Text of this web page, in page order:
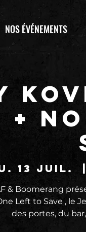
NOS ÉVÉNEMENTS
+
13 juil.
& Boomerang
Left to Save , le
des portes, du